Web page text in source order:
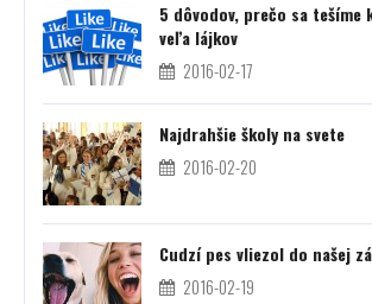
5 dôvodov, prečo sa tešíme
veľa lájkov
2016-02-17
Najdrahšie školy na svete
2016-02-20
Cudzí pes vliezol do našej
2016-02-19